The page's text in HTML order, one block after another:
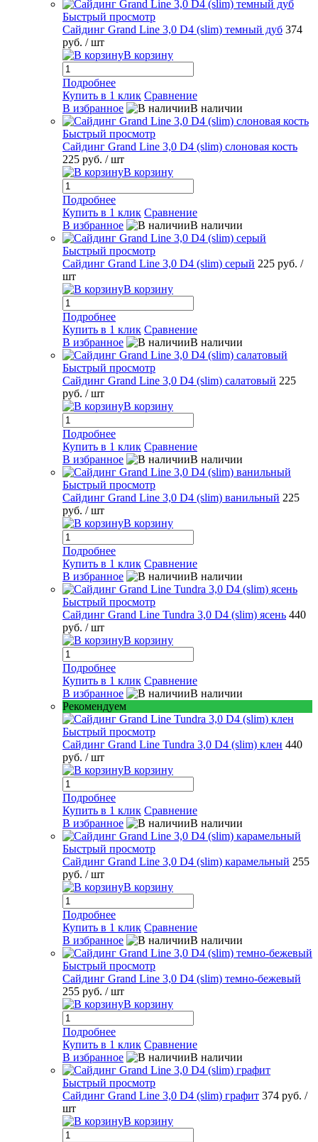
Быстрый просмотр
Сайдинг Grand Line 3,0 D4 (slim) темный дуб 374
руб. / шт
В корзину
Подробнее
Купить в 1 клик Сравнение
В избранное
В наличии
Быстрый просмотр
Сайдинг Grand Line 3,0 D4 (slim) слоновая кость
225 руб. / шт
В корзину
Подробнее
Купить в 1 клик Сравнение
В избранное
В наличии
Быстрый просмотр
Сайдинг Grand Line 3,0 D4 (slim) серый 225 руб. /
шт
В корзину
Подробнее
Купить в 1 клик Сравнение
В избранное
В наличии
Быстрый просмотр
Сайдинг Grand Line 3,0 D4 (slim) салатовый 225
руб. / шт
В корзину
Подробнее
Купить в 1 клик Сравнение
В избранное
В наличии
Быстрый просмотр
Сайдинг Grand Line 3,0 D4 (slim) ванильный 225
руб. / шт
В корзину
Подробнее
Купить в 1 клик Сравнение
В избранное
В наличии
Быстрый просмотр
Сайдинг Grand Line Tundra 3,0 D4 (slim) ясень 440
руб. / шт
В корзину
Подробнее
Купить в 1 клик Сравнение
В избранное
В наличии
Рекомендуем
Быстрый просмотр
Сайдинг Grand Line Tundra 3,0 D4 (slim) клен 440
руб. / шт
В корзину
Подробнее
Купить в 1 клик Сравнение
В избранное
В наличии
Быстрый просмотр
Сайдинг Grand Line 3,0 D4 (slim) карамельный 255
руб. / шт
В корзину
Подробнее
Купить в 1 клик Сравнение
В избранное
В наличии
Быстрый просмотр
Сайдинг Grand Line 3,0 D4 (slim) темно-бежевый
255 руб. / шт
В корзину
Подробнее
Купить в 1 клик Сравнение
В избранное
В наличии
Быстрый просмотр
Сайдинг Grand Line 3,0 D4 (slim) графит 374 руб. /
шт
В корзину